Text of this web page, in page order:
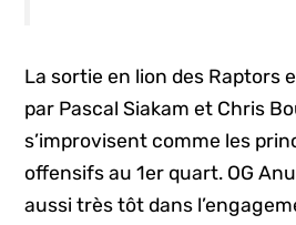
La sortie en lion des Raptors
par Pascal Siakam et Chris
s’improvisent comme les
offensifs au 1er quart. OG
aussi très tôt dans